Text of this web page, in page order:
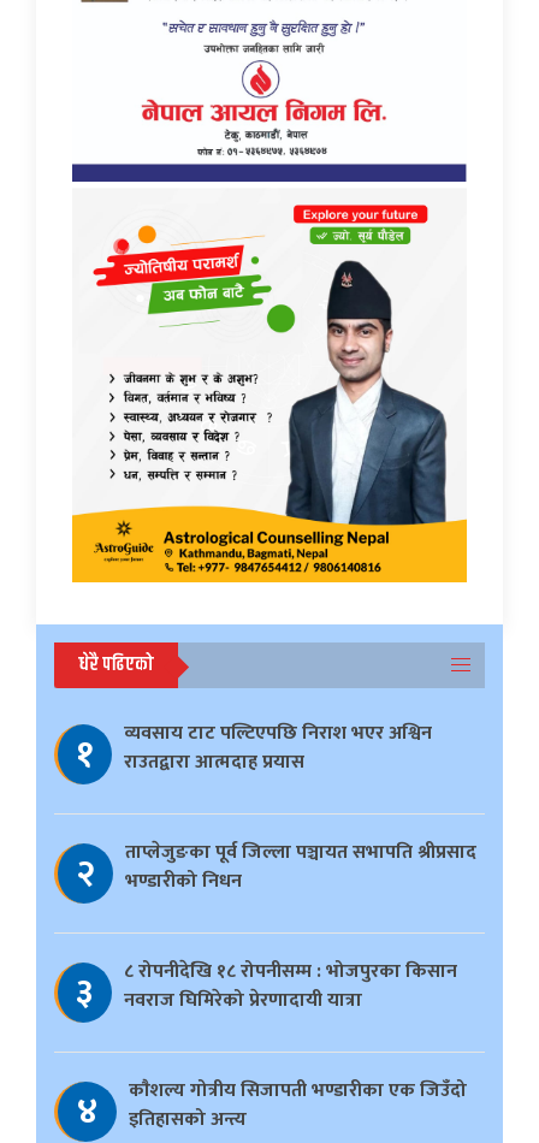
धेरै पढिएको
१
व्यवसाय टाट पल्टिएपछि निराश भएर अश्विन
राउतद्वारा आत्मदाह प्रयास
२
ताप्लेजुङका पूर्व जिल्ला पञ्चायत सभापति श्रीप्रसाद
भण्डारीको निधन
३
८ रोपनीदेखि १८ रोपनीसम्म : भोजपुरका किसान
नवराज घिमिरेको प्रेरणादायी यात्रा
४
काैशल्य गोत्रीय सिजापती भण्डारीका एक जिउँदो
इतिहासको अन्त्य